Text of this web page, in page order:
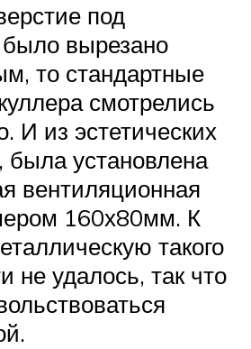
под
вырезано
то стандартные
смотрелись
И из эстетических
была установлена
вентиляционная
160х80мм. К
такого
не удалось, так что